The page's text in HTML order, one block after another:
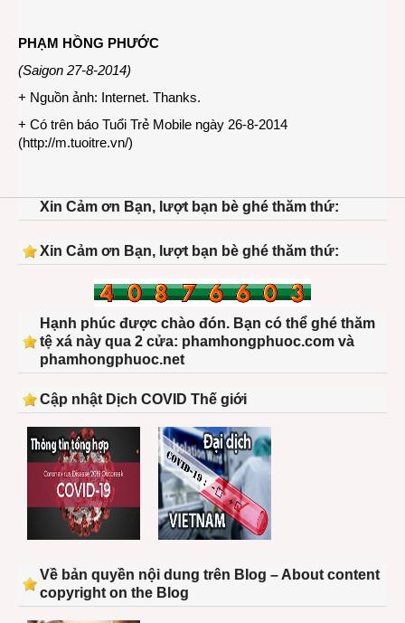
PHẠM HỒNG PHƯỚC
(Saigon 27-8-2014)
+ Nguồn ảnh: Internet. Thanks.
+ Có trên báo Tuổi Trẻ Mobile ngày 26-8-2014
(http://m.tuoitre.vn/)
Xin Cảm ơn Bạn, lượt bạn bè ghé thăm thứ:
Xin Cảm ơn Bạn, lượt bạn bè ghé thăm thứ:
Hạnh phúc được chào đón. Bạn có thể ghé thăm
tệ xá này qua 2 cửa: phamhongphuoc.com và
phamhongphuoc.net
Cập nhật Dịch COVID Thế giới
Về bản quyền nội dung trên Blog – About content
copyright on the Blog